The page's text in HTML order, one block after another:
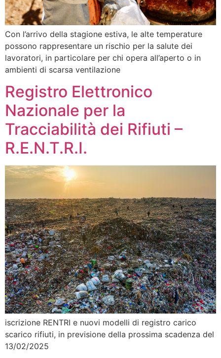
Con l’arrivo della stagione estiva, le alte temperature
possono rappresentare un rischio per la salute dei
lavoratori, in particolare per chi opera all’aperto o in
ambienti di scarsa ventilazione
Registro Elettronico
Nazionale per la
Tracciabilità dei Rifiuti –
R.E.N.T.R.I.
iscrizione RENTRI e nuovi modelli di registro carico
scarico rifiuti, in previsione della prossima scadenza del
13/02/2025